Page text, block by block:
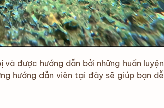
được hướng dẫn bởi những huấn luyện
hướng dẫn viên tại đây sẽ giúp bạn dễ